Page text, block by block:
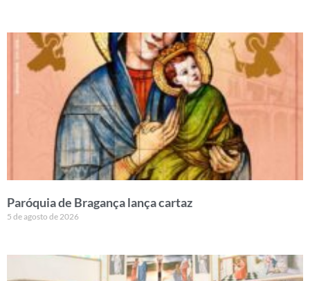
Paróquia de Bragança lança cartaz
5 de agosto de 2026